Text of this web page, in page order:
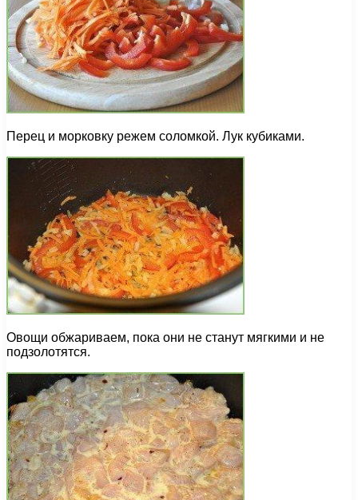
Перец и морковку режем соломкой. Лук кубиками.
Овощи обжариваем, пока они не станут мягкими и не
подзолотятся.